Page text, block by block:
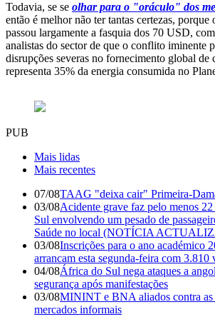
Todavia, se se olhar para o "oráculo" dos
então é melhor não ter tantas certezas,
passou largamente a fasquia dos 70 USD,
analistas do sector de que o conflito iminente
disrupções severas no fornecimento global
representa 35% da energia consumida no
PUB
Mais lidas
Mais recentes
07/08TAAG "deixa cair" Primeira-
03/08Acidente grave faz pelo menos
Sul envolvendo um pesado de
Saúde no local (NOTÍCIA
03/08Inscrições para o ano académico
arrancam esta segunda-feira com 3.810
04/08África do Sul nega ataques a
segurança após manifestações
03/08MININT e BNA aliados contra
mercados informais